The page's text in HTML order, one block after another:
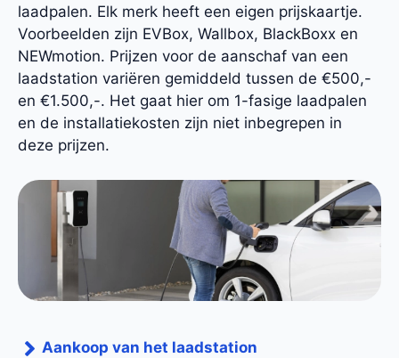
laadpalen. Elk merk heeft een eigen prijskaartje.
Voorbeelden zijn EVBox, Wallbox, BlackBoxx en
NEWmotion. Prijzen voor de aanschaf van een
laadstation variëren gemiddeld tussen de €500,-
en €1.500,-. Het gaat hier om 1-fasige laadpalen
en de installatiekosten zijn niet inbegrepen in
deze prijzen.
Aankoop van het laadstation